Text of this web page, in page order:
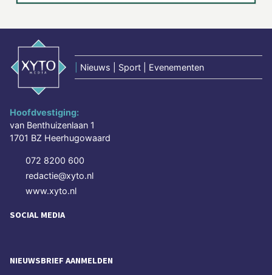
Nieuws | Sport | Evenementen
Hoofdvestiging:
van Benthuizenlaan 1
1701 BZ Heerhugowaard
072 8200 600
redactie@xyto.nl
www.xyto.nl
SOCIAL MEDIA
NIEUWSBRIEF AANMELDEN